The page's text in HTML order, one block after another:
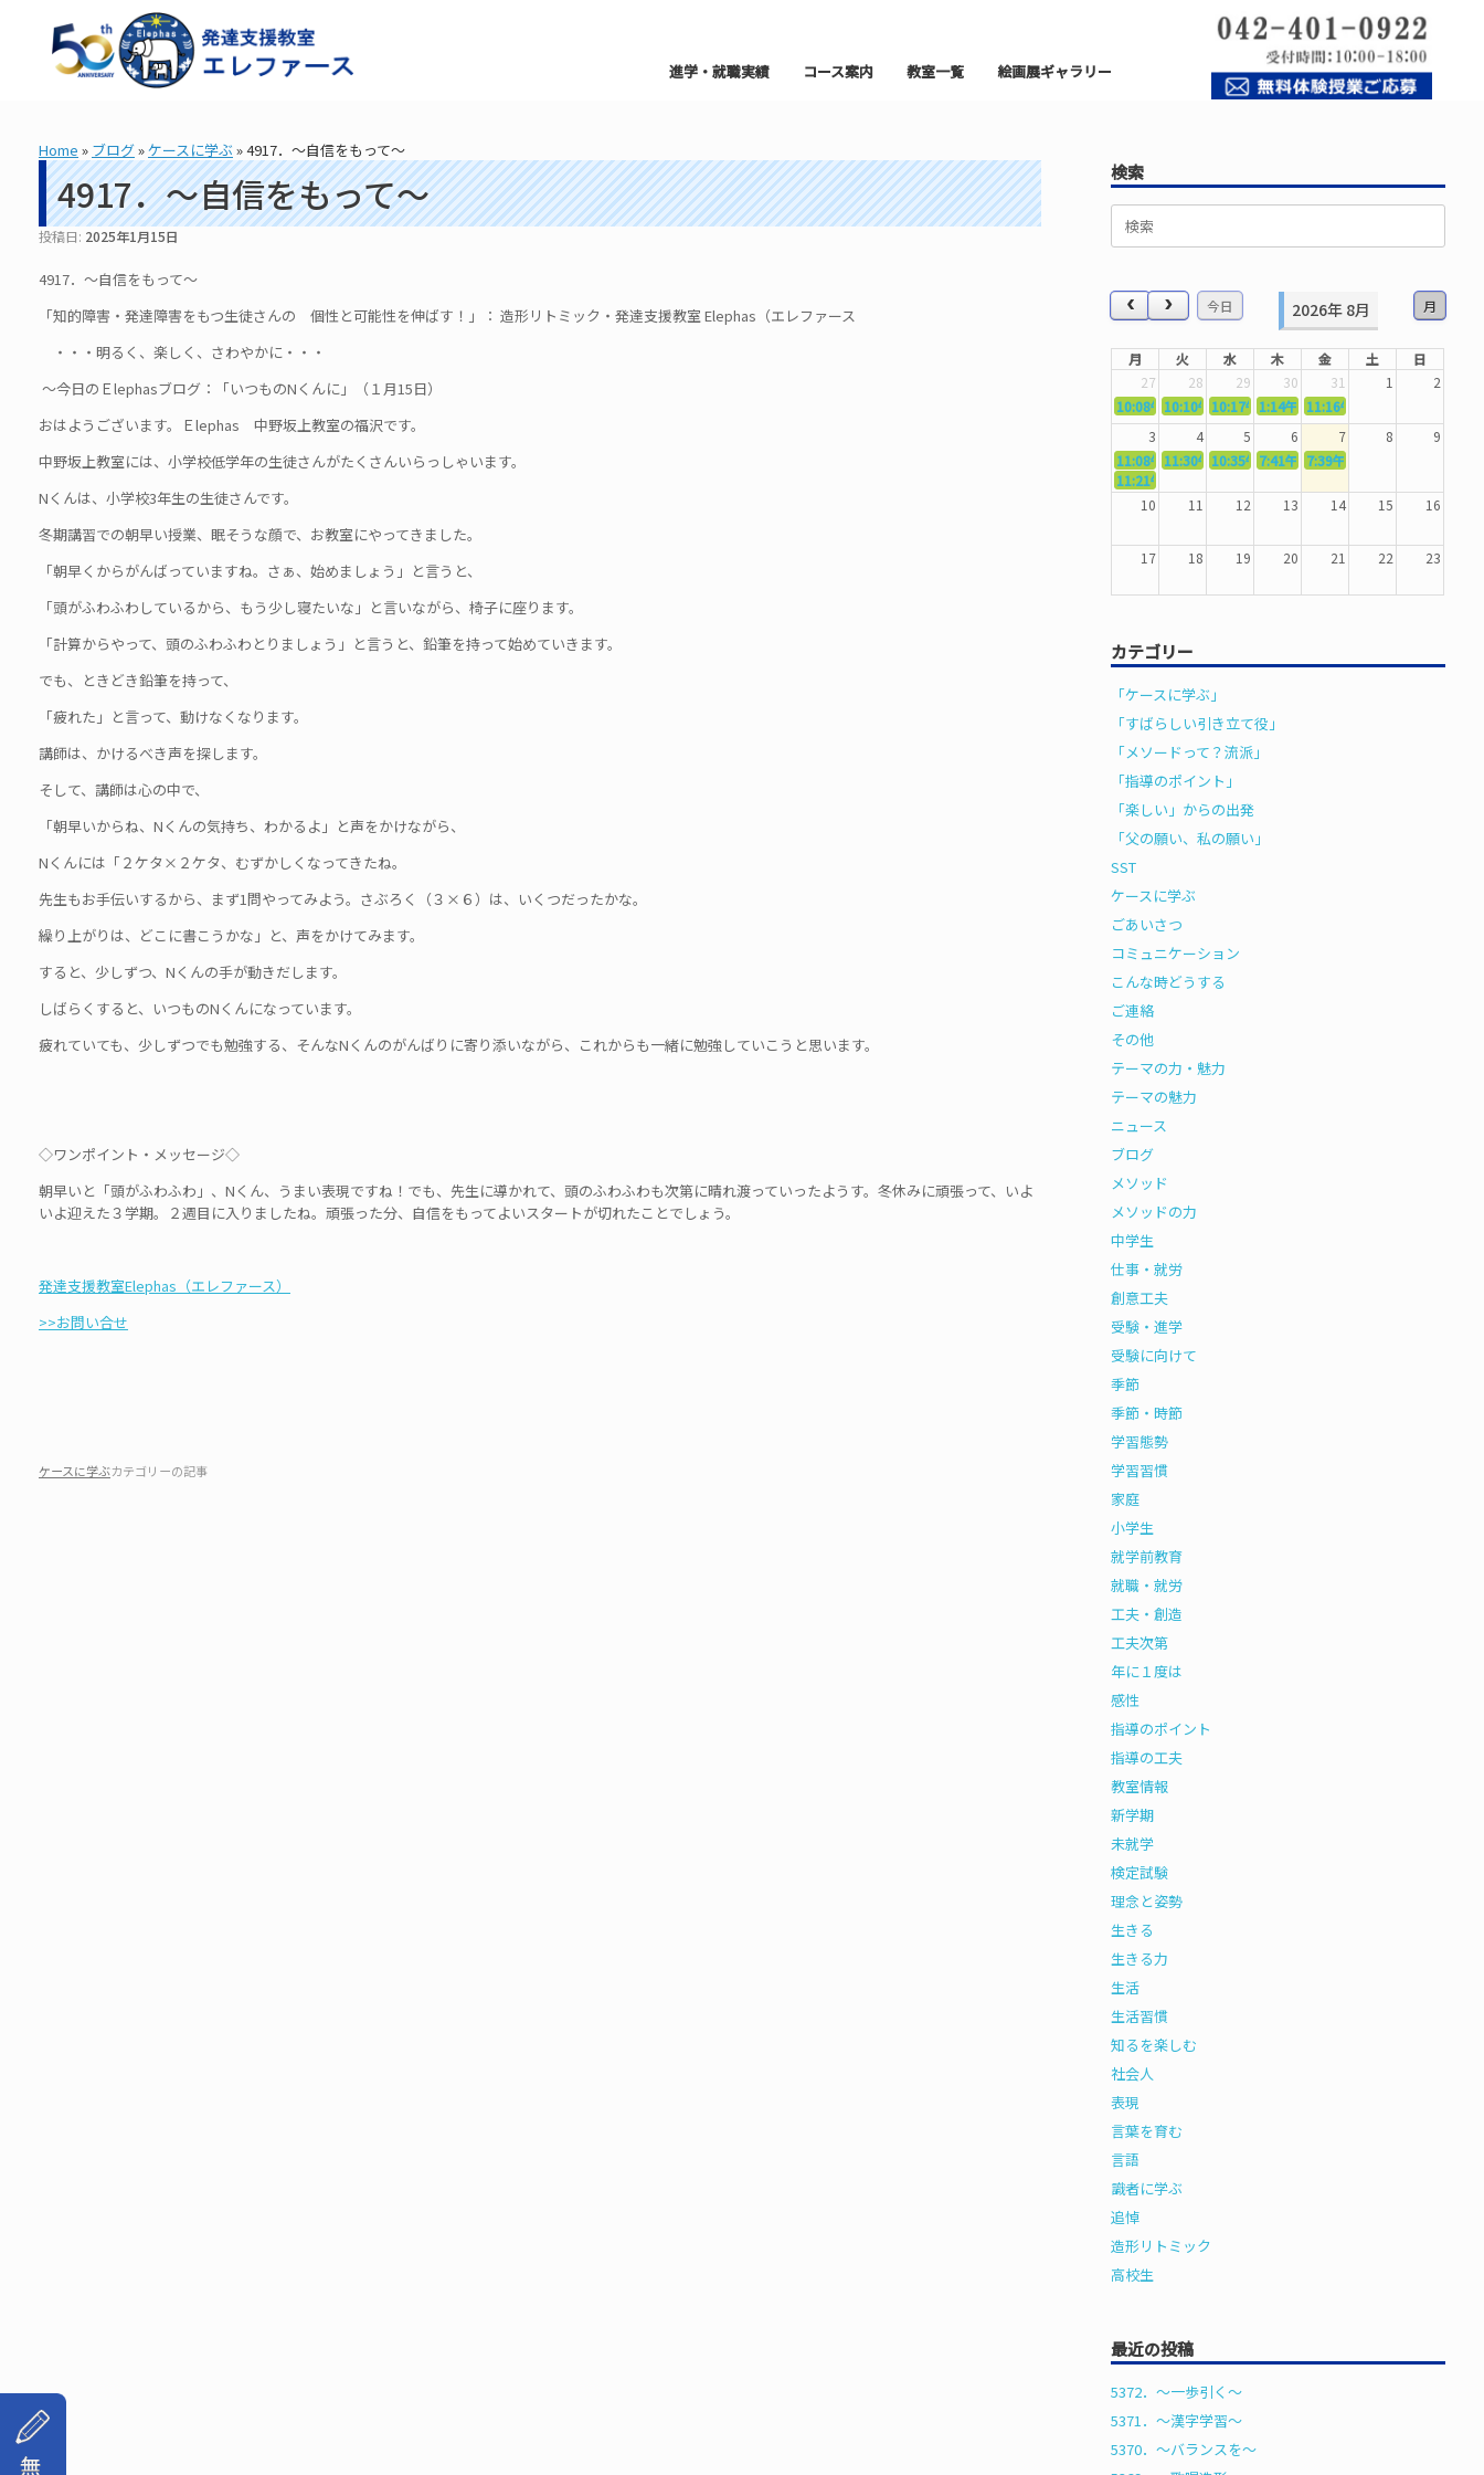
進学・就職実績 コース案内 教室一覧 絵画展ギャラリー
Home » ブログ»ケースに学ぶ »4917．～自信をもって～
4917．～自信をもって～
投稿日: 2025年1月15日
4917．～自信をもって～
「知的障害・発達障害をもつ生徒さんの 個性と可能性を伸ばす！」： 造形リトミック・発達支援教室 Elephas（エレファース
・・・明るく、楽しく、さわやかに・・・
～今日のＥlephasブログ：「いつものNくんに」（１月15日）
おはようございます。Ｅlephas 中野坂上教室の福沢です。
中野坂上教室には、小学校低学年の生徒さんがたくさんいらっしゃいます。
Nくんは、小学校3年生の生徒さんです。
冬期講習での朝早い授業、眠そうな顔で、お教室にやってきました。
「朝早くからがんばっていますね。さぁ、始めましょう」と言うと、
「頭がふわふわしているから、もう少し寝たいな」と言いながら、椅子に座ります。
「計算からやって、頭のふわふわとりましょう」と言うと、鉛筆を持って始めていきます。
でも、ときどき鉛筆を持って、
「疲れた」と言って、動けなくなります。
講師は、かけるべき声を探します。
そして、講師は心の中で、
「朝早いからね、Nくんの気持ち、わかるよ」と声をかけながら、
Nくんには「２ケタ×２ケタ、むずかしくなってきたね。
先生もお手伝いするから、まず1問やってみよう。さぶろく（３×６）は、いくつだったかな。
繰り上がりは、どこに書こうかな」と、声をかけてみます。
すると、少しずつ、Nくんの手が動きだします。
しばらくすると、いつものNくんになっています。
疲れていても、少しずつでも勉強する、そんなNくんのがんばりに寄り添いながら、これからも一緒に勉強していこうと思います。
◇ワンポイント・メッセージ◇
朝早いと「頭がふわふわ」、Nくん、うまい表現ですね！でも、先生に導かれて、頭のふわふわも次第に晴れ渡っていったようす。冬休みに頑張って、いよ
いよ迎えた３学期。２週目に入りましたね。頑張った分、自信をもってよいスタートが切れたことでしょう。
発達支援教室Elephas（エレファース）
>>お問い合せ
ケースに学ぶカテゴリーの記事
検索
検
今日 月
2026年 8月
月 火 水 木 金 土
日
27
28 29 30 31 1
2
10:08午前5362．～国語力を〜
10:10午前5363．～自信を〜
10:17午前5364．～信じて待つ〜
1:14午後5365．～計画的に〜
11:16午前
3
4 5 6 7 8
9
11:08午前5367．～機能を育てる〜
11:30午前5369．～歌唱造形〜
10:35午前5370．～バランスを〜
7:41午前5371．～漢字学習〜
7:39午前
11:21午前
10
11 12 13 14 15 16
17 18 19 20 21 22 23
31 1 2 3 4 5 6
カテゴリー
「ケースに学ぶ」
「すばらしい引き立て役」
「メソードって？流派」
「指導のポイント」
「楽しい」からの出発
「父の願い、私の願い」
SST
ケースに学ぶ
ごあいさつ
コミュニケーション
こんな時どうする
ご連絡
その他
テーマの力・魅力
テーマの魅力
ニュース
ブログ
メソッド
メソッドの力
中学生
仕事・就労
創意工夫
受験・進学
受験に向けて
季節
季節・時節
学習態勢
学習習慣
家庭
小学生
就学前教育
就職・就労
工夫・創造
工夫次第
年に１度は
感性
指導のポイント
指導の工夫
教室情報
新学期
未就学
検定試験
理念と姿勢
生きる
生きる力
生活
生活習慣
知るを楽しむ
社会人
表現
言葉を育む
言語
識者に学ぶ
追悼
造形リトミック
高校生
最近の投稿
5372．～一歩引く〜
5371．～漢字学習〜
5370．～バランスを〜